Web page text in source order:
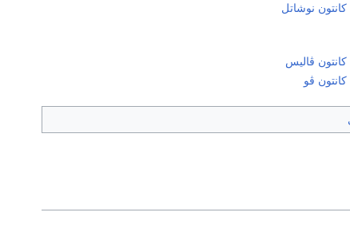
كانتون نوشاتل
كانتون ڤاليس
كانتون ڤو